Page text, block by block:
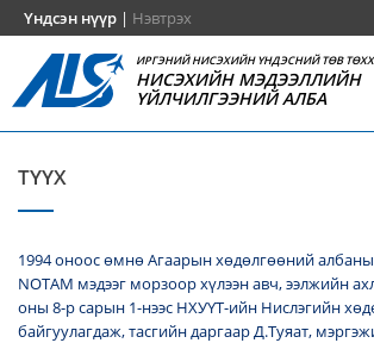
Үндсэн нүүр | Нэвтрэх
ИРГЭНИЙ НИСЭХИЙН ҮНДЭСНИЙ ТӨВ
НИСЭХИЙН МЭДЭЭЛЛИЙН
ҮЙЛЧИЛГЭЭНИЙ АЛБА
ТҮҮХ
1994 оноос өмнө Агаарын хөдөлгөөний
NОТАМ мэдээг морзоор хүлээн авч, ээлжийн
оны 8-р сарын 1-нээс НХУҮТ-ийн Нислэгийн
байгуулагдаж, тасгийн даргаар Д.Туяат,